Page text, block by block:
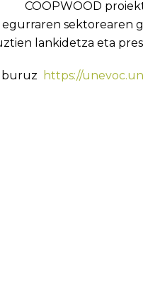
COOPWOOD
sektorearen
lankidetza eta
buruz https://